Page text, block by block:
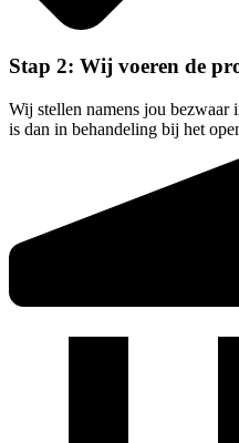
Stap 2: Wij voeren de
Wij stellen namens jou bezwaar
is dan in behandeling bij het